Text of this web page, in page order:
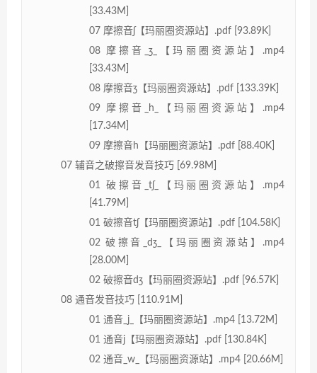
[33.43M]
07 摩擦音ʃ【玛丽圈资源站】.pdf [93.89K]
08 摩擦音_ʒ_【玛丽圈资源站】.mp4
[33.43M]
08 摩擦音ʒ【玛丽圈资源站】.pdf [133.39K]
09 摩擦音_h_【玛丽圈资源站】.mp4
[17.34M]
09 摩擦音h【玛丽圈资源站】.pdf [88.40K]
07 辅音之破擦音发音技巧 [69.98M]
01 破擦音_tʃ_【玛丽圈资源站】.mp4
[41.79M]
01 破擦音tʃ【玛丽圈资源站】.pdf [104.58K]
02 破擦音_dʒ_【玛丽圈资源站】.mp4
[28.00M]
02 破擦音dʒ【玛丽圈资源站】.pdf [96.57K]
08 通音发音技巧 [110.91M]
01 通音_j_【玛丽圈资源站】.mp4 [13.72M]
01 通音j【玛丽圈资源站】.pdf [130.84K]
02 通音_w_【玛丽圈资源站】.mp4 [20.66M]